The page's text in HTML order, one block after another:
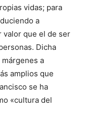
vidas; para
a
valor que el de ser
Dicha
a
amplios que
se ha
«cultura del